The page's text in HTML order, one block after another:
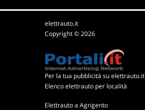
elettrauto.it
Copyright © 2026
Per la tua pubblicità su elettrauto.it
Elenco elettrauto per località
Elettrauto a Agrigento